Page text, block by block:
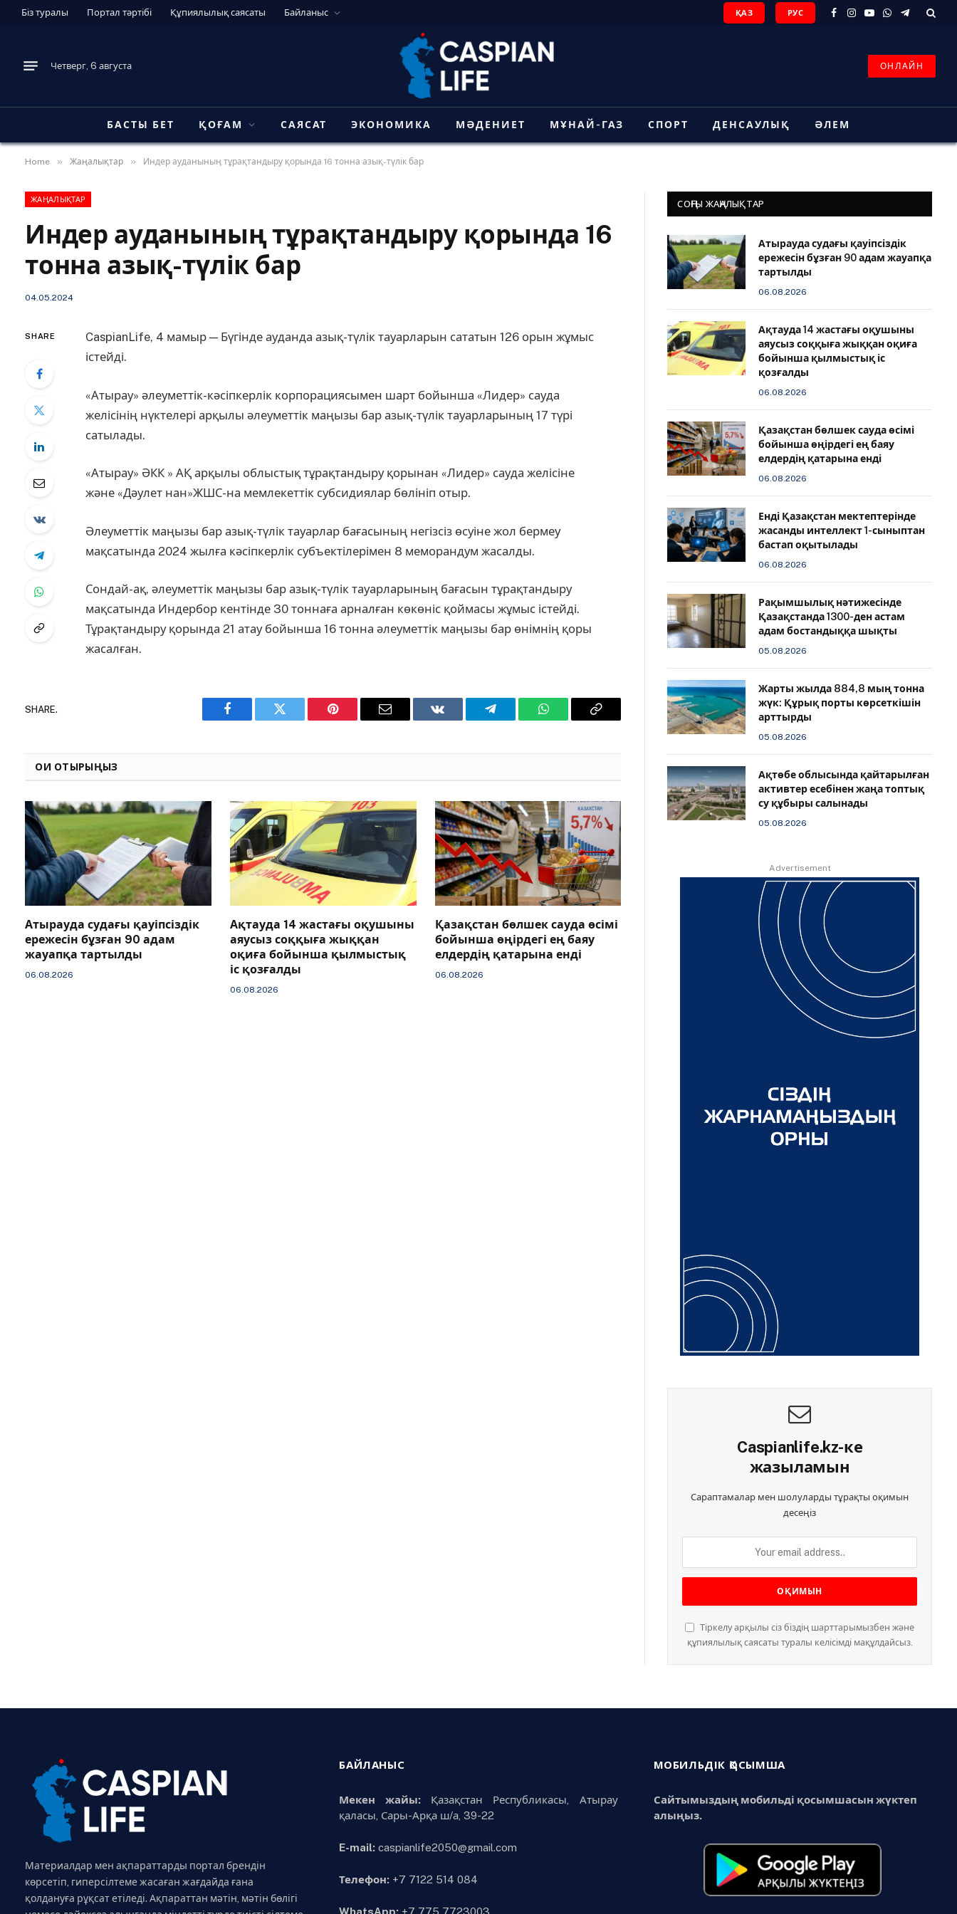
Біз туралы Портал тәртібі Құпиялылық саясаты Байланыс ҚАЗ РУС
Facebook
Instagram
YouTube
WhatsApp
Telegram
Четверг, 6 августа ОНЛАЙН
БАСТЫ БЕТ ҚОҒАМ САЯСАТ ЭКОНОМИКА МӘДЕНИЕТ МҰНАЙ-ГАЗ СПОРТ ДЕНСАУЛЫҚ ӘЛЕМ
Home » Жаңалықтар » Индер ауданының тұрақтандыру қорында 16 тонна азық-түлік бар
ЖАҢАЛЫҚТАР
Индер ауданының тұрақтандыру қорында 16
тонна азық-түлік бар
04.05.2024
SHARE
CaspianLife, 4 мамыр — Бүгінде ауданда азық-түлік тауарларын сататын 126 орын жұмыс
істейді.
«Атырау» әлеуметтік-кәсіпкерлік корпорациясымен шарт бойынша «Лидер» сауда
желісінің нүктелері арқылы әлеуметтік маңызы бар азық-түлік тауарларының 17 түрі
сатылады.
«Атырау» ӘКК » АҚ арқылы облыстық тұрақтандыру қорынан «Лидер» сауда желісіне
және «Дәулет нан»ЖШС-на мемлекеттік субсидиялар бөлініп отыр.
Әлеуметтік маңызы бар азық-түлік тауарлар бағасының негізсіз өсуіне жол бермеу
мақсатында 2024 жылға кәсіпкерлік субъектілерімен 8 меморандум жасалды.
Сондай-ақ, әлеуметтік маңызы бар азық-түлік тауарларының бағасын тұрақтандыру
мақсатында Индербор кентінде 30 тоннаға арналған көкөніс қоймасы жұмыс істейді.
Тұрақтандыру қорында 21 атау бойынша 16 тонна әлеуметтік маңызы бар өнімнің қоры
жасалған.
SHARE.
Facebook Twitter Pinterest Email VKontakteTelegram WhatsAppCopy
ОҚИ ОТЫРЫҢЫЗ
Атырауда судағы қауіпсіздік
ережесін бұзған 90 адам
жауапқа тартылды
06.08.2026
Ақтауда 14 жастағы оқушыны
аяусыз соққыға жыққан
оқиға бойынша қылмыстық
іс қозғалды
06.08.2026
Қазақстан бөлшек сауда өсімі
бойынша өңірдегі ең баяу
елдердің қатарына енді
06.08.2026
СОҢҒЫ ЖАҢАЛЫҚТАР
Атырауда судағы қауіпсіздік
ережесін бұзған 90 адам жауапқа
тартылды
06.08.2026
Ақтауда 14 жастағы оқушыны
аяусыз соққыға жыққан оқиға
бойынша қылмыстық іс
қозғалды
06.08.2026
Қазақстан бөлшек сауда өсімі
бойынша өңірдегі ең баяу
елдердің қатарына енді
06.08.2026
️Енді Қазақстан мектептерінде
жасанды интеллект 1-сыныптан
бастап оқытылады
06.08.2026
Рақымшылық нәтижесінде
Қазақстанда 1300-ден астам
адам бостандыққа шықты
05.08.2026
Жарты жылда 884,8 мың тонна
жүк: Құрық порты көрсеткішін
арттырды
05.08.2026
Ақтөбе облысында қайтарылған
активтер есебінен жаңа топтық
су құбыры салынады
05.08.2026
Advertisement
Caspianlife.kz-ке
жазыламын
Сараптамалар мен шолуларды тұрақты оқимын
десеңіз
Тіркелу арқылы сіз біздің шарттарымызбен және
құпиялылық саясаты туралы келісімді мақұлдайсыз.
Материалдар мен ақпараттарды портал брендін
көрсетіп, гиперсілтеме жасаған жағдайда ғана
қолдануға рұқсат етіледі. Ақпараттан мәтін, мәтін бөлігі
БАЙЛАНЫС
Мекен жайы:Қазақстан Республикасы, Атырау
қаласы, Сары-Арқа ш/а, 39-22
E-mail: caspianlife2050@gmail.com
Телефон: +7 7122 514 084
МОБИЛЬДІК ҚОСЫМША
Сайтымыздың мобильді қосымшасын жүктеп
алыңыз.